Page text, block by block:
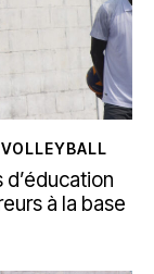
VOLLEYBALL
à la base